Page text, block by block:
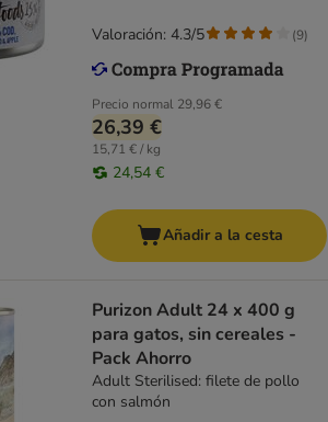
Precio normal 29,96 €
26,39 €
15,71 € / kg
24,54 €
Valoración: 4.3/5 (9)
Añadir a la cesta
Purizon Adult 24 x 400 g
para gatos, sin cereales -
Pack Ahorro
Adult Sterilised: filete de pollo
con salmón